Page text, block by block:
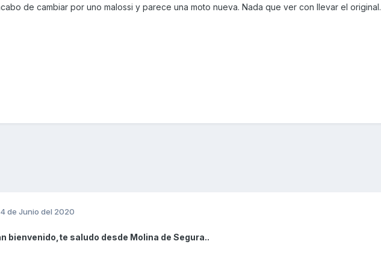
de cambiar por uno malossi y parece una moto nueva. Nada que ver con llevar el original.
de Junio del 2020
bienvenido,te saludo desde Molina de Segura..